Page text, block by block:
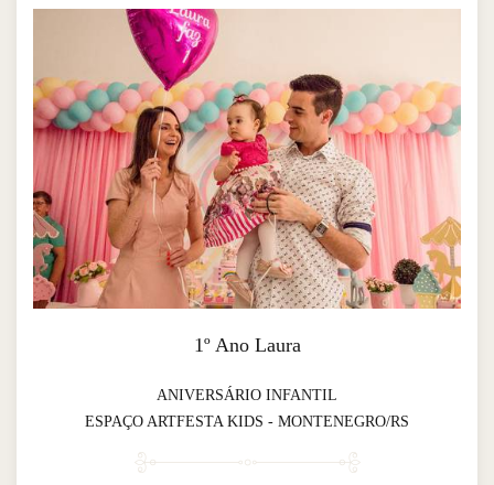
1º Ano Laura
ANIVERSÁRIO INFANTIL
ESPAÇO ARTFESTA KIDS - MONTENEGRO/RS